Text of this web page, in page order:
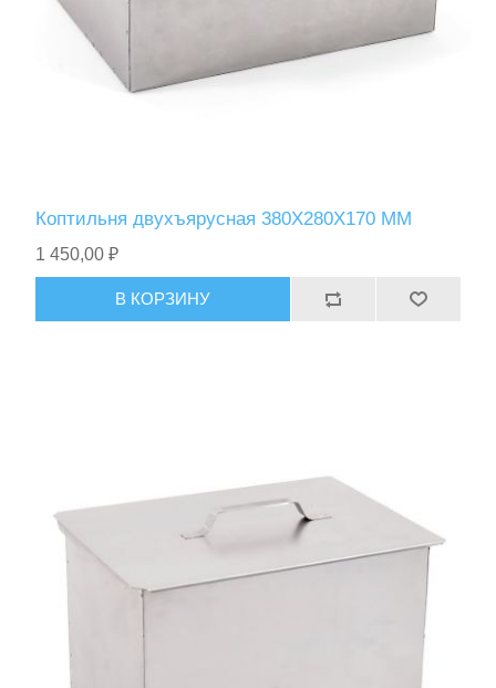
Коптильня двухъярусная 380Х280Х170 ММ
1 450,00 ₽
В КОРЗИНУ